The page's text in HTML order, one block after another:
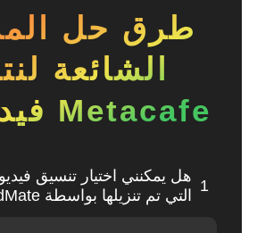
طرق حل
الشائعة
فيديوهات Metacafe
التي تم تنزيلها بواسطة VidMate؟
1